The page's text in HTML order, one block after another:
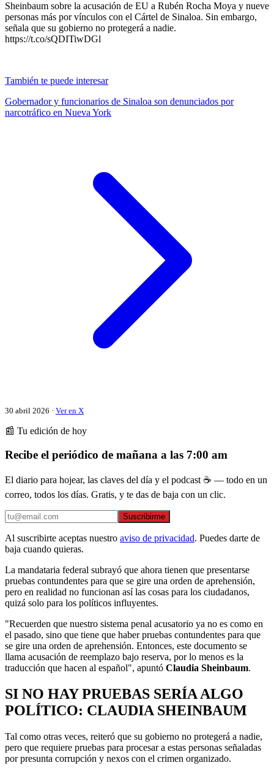
Sheinbaum sobre la acusación de EU a Rubén Rocha Moya y nueve
personas más por vínculos con el Cártel de Sinaloa. Sin embargo,
señala que su gobierno no protegerá a nadie.
https://t.co/sQDITiwDGl
También te puede interesar
Gobernador y funcionarios de Sinaloa son denunciados por
narcotráfico en Nueva York
30 abril 2026 · Ver en X
📰 Tu edición de hoy
Recibe el periódico de mañana a las 7:00 am
El diario para hojear, las claves del día y el podcast ☕ — todo en un
correo, todos los días. Gratis, y te das de baja con un clic.
Suscribirme
Al suscribirte aceptas nuestro aviso de privacidad. Puedes darte de
baja cuando quieras.
La mandataria federal subrayó que ahora tienen que presentarse
pruebas contundentes para que se gire una orden de aprehensión,
pero en realidad no funcionan así las cosas para los ciudadanos,
quizá solo para los políticos influyentes.
"Recuerden que nuestro sistema penal acusatorio ya no es como en
el pasado, sino que tiene que haber pruebas contundentes para que
se gire una orden de aprehensión. Entonces, este documento se
llama acusación de reemplazo bajo reserva, por lo menos es la
traducción que hacen al español", apuntó Claudia Sheinbaum.
SI NO HAY PRUEBAS SERÍA ALGO
POLÍTICO: CLAUDIA SHEINBAUM
Tal como otras veces, reiteró que su gobierno no protegerá a nadie,
pero que requiere pruebas para procesar a estas personas señaladas
por presunta corrupción y nexos con el crimen organizado.